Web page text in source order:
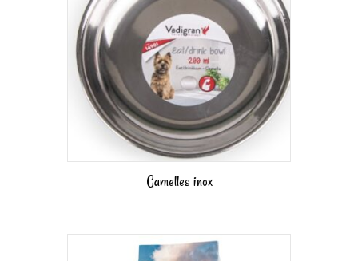
Gamelles inox